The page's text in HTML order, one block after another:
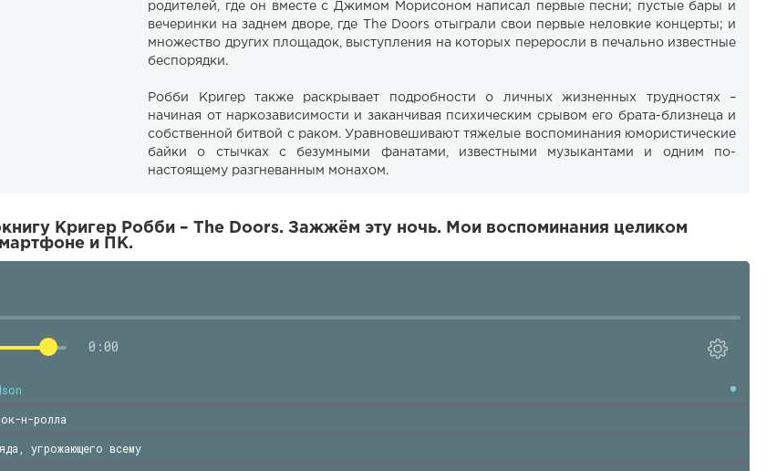
родителей, где он вместе с Джимом Морисоном написал первые песни; пустые бары и
вечеринки на заднем дворе, где The Doors отыграли свои первые неловкие концерты; и
множество других площадок, выступления на которых переросли в печально известные
беспорядки.
Робби Кригер также раскрывает подробности о личных жизненных трудностях –
начиная от наркозависимости и заканчивая психическим срывом его брата-близнеца и
собственной битвой с раком. Уравновешивают тяжелые воспоминания юмористические
байки о стычках с безумными фанатами, известными музыкантами и одним по-
настоящему разгневанным монахом.
Кригер Робби – The Doors. Зажжём эту ночь. Мои воспоминания целиком
и ПК.
0:00
н-ролла
угрожающего всему